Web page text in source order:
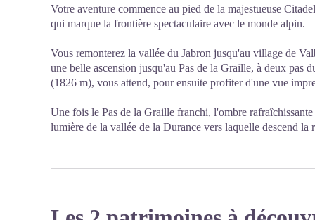
Votre aventure commence au pied de la majestueuse
qui marque la frontière spectaculaire avec le monde alpin.
Vous remonterez la vallée du Jabron jusqu'au village de
une belle ascension jusqu'au Pas de la Graille, à deux pas
(1826 m), vous attend, pour ensuite profiter d'une vue
Une fois le Pas de la Graille franchi, l'ombre
lumière de la vallée de la Durance vers laquelle descend